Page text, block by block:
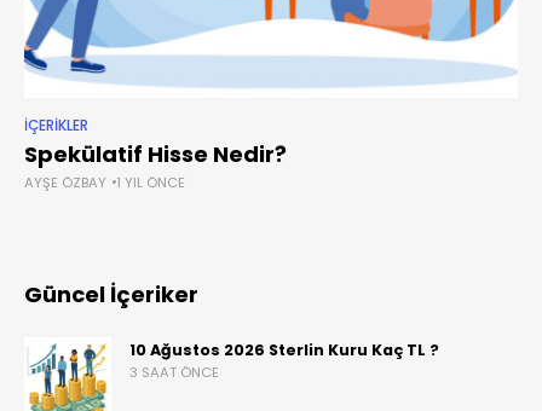
İÇERIKLER
Spekülatif Hisse Nedir?
AYŞE ÖZBAY 1 YIL ÖNCE
Güncel İçeriker
10 Ağustos 2026 Sterlin Kuru Kaç TL ?
3 SAAT ÖNCE